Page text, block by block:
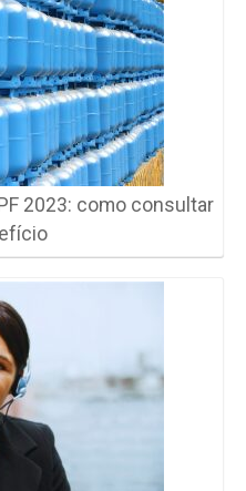
2023: como consultar